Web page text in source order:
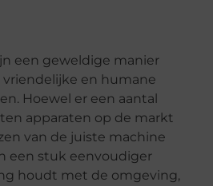
een geweldige manier
en humane
Hoewel er een aantal
apparaten op de markt
van de juiste machine
een stuk eenvoudiger
houdt met de omgeving,